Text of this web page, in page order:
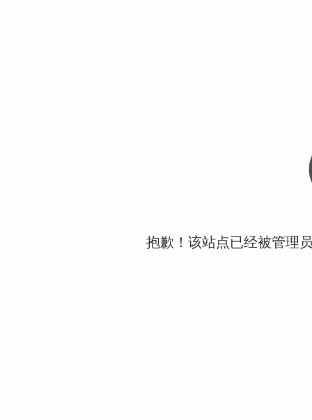
抱歉！该站点已经被管理